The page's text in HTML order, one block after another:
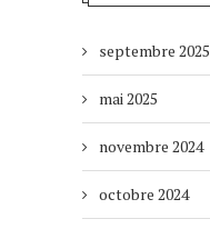
septembre 2025
mai 2025
novembre 2024
octobre 2024